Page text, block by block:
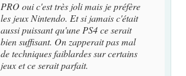
PRO oui c'est très joli mais je préfère
les jeux Nintendo. Et si jamais c'était
aussi puissant qu'une PS4 ce serait
bien suffisant. On zapperait pas mal
de techniques faiblardes sur certains
jeux et ce serait parfait.